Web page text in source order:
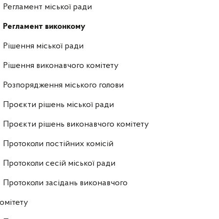
Регламент міської ради
Регламент виконкому
Рішення міської ради
Рішення виконавчого комітету
Розпорядження міського голови
Проєкти рішень міської ради
Проєкти рішень виконавчого комітету
Протоколи постійних комісій
Протоколи сесій міської ради
Протоколи засідань виконавчого